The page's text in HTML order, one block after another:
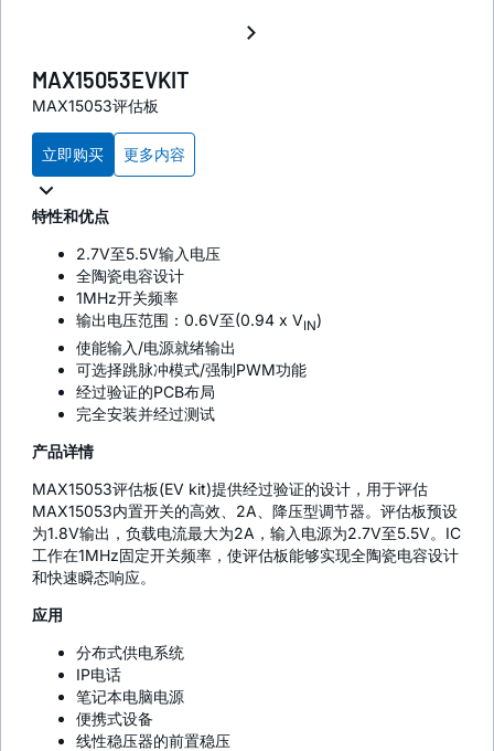
MAX15053EVKIT
MAX15053评估板
立即购买 更多内容
特性和优点
2.7V至5.5V输入电压
全陶瓷电容设计
1MHz开关频率
输出电压范围：0.6V至(0.94 x VIN)
使能输入/电源就绪输出
可选择跳脉冲模式/强制PWM功能
经过验证的PCB布局
完全安装并经过测试
产品详情
MAX15053评估板(EV kit)提供经过验证的设计，用于评估
MAX15053内置开关的高效、2A、降压型调节器。评估板预设
为1.8V输出，负载电流最大为2A，输入电源为2.7V至5.5V。IC
工作在1MHz固定开关频率，使评估板能够实现全陶瓷电容设计
和快速瞬态响应。
应用
分布式供电系统
IP电话
笔记本电脑电源
便携式设备
线性稳压器的前置稳压